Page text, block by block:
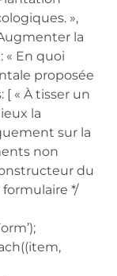
»,
la
« En quoi
proposée
[ « À tisser un
la
sur la
non
du
*/